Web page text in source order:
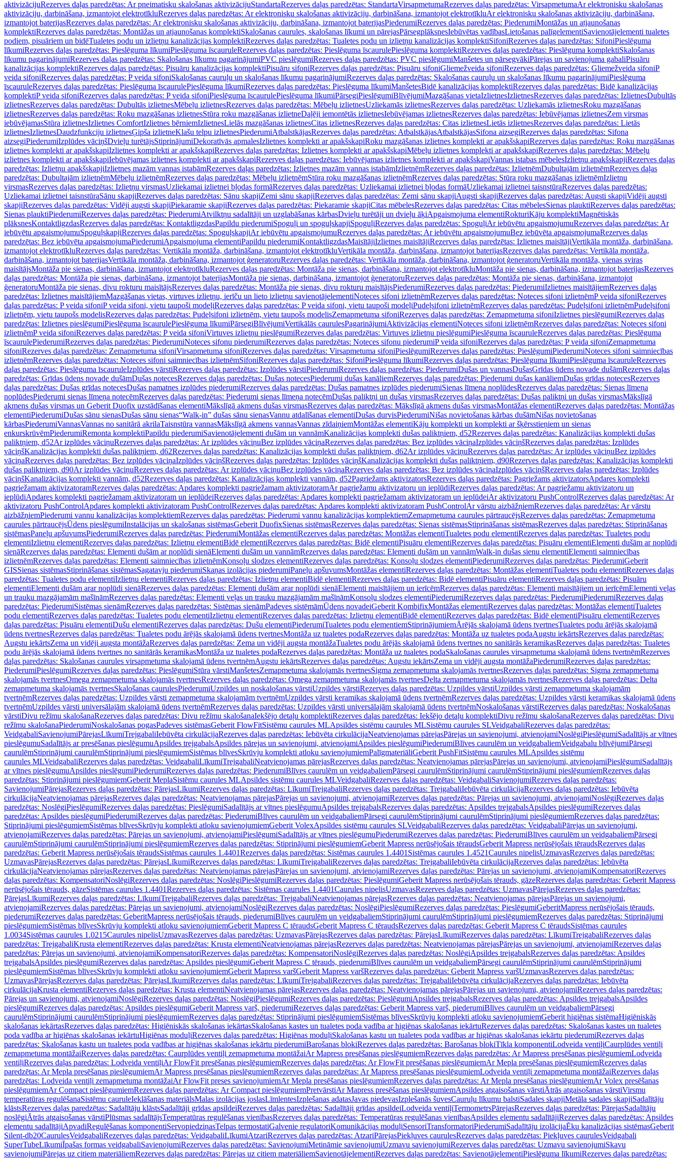
aktivizācijuRezerves daļas paredzētas: Ar pneimatisku skalošanas aktivizācijuStandartaRezerves daļas paredzētas: StandartaVirsapmetumaRezerves daļas paredzētas: VirsapmetumaAr elektronisku skalošanas
aktivizāciju, darbināšana, izmantojot elektrotīkluRezerves daļas paredzētas: Ar elektronisku skalošanas aktivizāciju, darbināšana, izmantojot elektrotīkluAr elektronisku skalošanas aktivizāciju, darbināšana,
izmantojot baterijasRezerves daļas paredzētas: Ar elektronisku skalošanas aktivizāciju, darbināšana, izmantojot baterijasPiederumiRezerves daļas paredzētas: PiederumiMontāžas un atjaunošanas
komplektiRezerves daļas paredzētas: Montāžas un atjaunošanas komplektiSkalošanas caurules, skalošanas līkumi un pārejasPārsegplāksnesIebūvētas vadībasLietošanas palīgelementiSavienotājelementi tualetes
podiem, pisuāriem un bidēTualetes podu un izlietņu kanalizācijas komplektiRezerves daļas paredzētas: Tualetes podu un izlietņu kanalizācijas komplektiSifoniRezerves daļas paredzētas: SifoniPieslēguma
līkumiRezerves daļas paredzētas: Pieslēguma līkumiPieslēguma īscauruleRezerves daļas paredzētas: Pieslēguma īscaurulePieslēguma komplektiRezerves daļas paredzētas: Pieslēguma komplektiSkalošanas
līkumu pagarinājumiRezerves daļas paredzētas: Skalošanas līkumu pagarinājumiPVC pieslēgumiRezerves daļas paredzētas: PVC pieslēgumiManšetes un pārsegvākiPārejas un savienojuma gabaliPisuāru
kanalizācijas komplektiRezerves daļas paredzētas: Pisuāru kanalizācijas komplektiPisuāru sifoniRezerves daļas paredzētas: Pisuāru sifoniGliemežveida sifoniRezerves daļas paredzētas: Gliemežveida sifoniP
veida sifoniRezerves daļas paredzētas: P veida sifoniSkalošanas cauruļu un skalošanas līkumu pagarinājumiRezerves daļas paredzētas: Skalošanas cauruļu un skalošanas līkumu pagarinājumiPieslēguma
īscauruleRezerves daļas paredzētas: Pieslēguma īscaurulePieslēguma līkumiRezerves daļas paredzētas: Pieslēguma līkumiManšetesBidē kanalizācijas komplektiRezerves daļas paredzētas: Bidē kanalizācijas
komplektiP veida sifoniRezerves daļas paredzētas: P veida sifoniPieslēguma īscaurulePieslēguma līkumiPārsegiPieslēgumiBlīvējumiMazgāšanas vietaIzlietnesIzlietnesRezerves daļas paredzētas: IzlietnesDubultās
izlietnesRezerves daļas paredzētas: Dubultās izlietnesMēbeļu izlietnesRezerves daļas paredzētas: Mēbeļu izlietnesUzliekamās izlietnesRezerves daļas paredzētas: Uzliekamās izlietnesRoku mazgāšanas
izlietnesRezerves daļas paredzētas: Roku mazgāšanas izlietnesStūra roku mazgāšanas izlietneDaļēji iemontētās izlietnesIebūvējamas izlietnesRezerves daļas paredzētas: Iebūvējamas izlietnesZem virsmas
iebūvējamasStūra izlietnesIzlietnes ComfortIzlietnes bērniemIzlietnesLielās mazgāšanas izlietnesCitas izlietnesRezerves daļas paredzētas: Citas izlietnesLietās izlietnesRezerves daļas paredzētas: Lietās
izlietnesIzlietnesDaudzfunkciju izlietnesĢipša izlietneKlašu telpu izlietnesPiederumiAtbalstkājasRezerves daļas paredzētas: AtbalstkājasAtbalstkājasSifona aizsegiRezerves daļas paredzētas: Sifona
aizsegiPiederumiIzplūdes vāciņšDvieļu turētājsStiprinājumiDekoratīvās apmalesIzlietnes komplekti ar apakšskapiRoku mazgāšanas izlietnes komplekti ar apakšskapiRezerves daļas paredzētas: Roku mazgāšanas
izlietnes komplekti ar apakšskapiIzlietnes komplekti ar apakšskapiRezerves daļas paredzētas: Izlietnes komplekti ar apakšskapiMēbeļu izlietnes komplekti ar apakšskapiRezerves daļas paredzētas: Mēbeļu
izlietnes komplekti ar apakšskapiIebūvējamas izlietnes komplekti ar apakšskapiRezerves daļas paredzētas: Iebūvējamas izlietnes komplekti ar apakšskapiVannas istabas mēbelesIzlietņu apakšskapjiRezerves daļas
paredzētas: Izlietņu apakšskapjiIzlietnes mazām vannas istabāmRezerves daļas paredzētas: Izlietnes mazām vannas istabāmIzlietnēmRezerves daļas paredzētas: IzlietnēmDubultajām izlietnēmRezerves daļas
paredzētas: Dubultajām izlietnēmMēbeļu izlietnēmRezerves daļas paredzētas: Mēbeļu izlietnēmStūra roku mazgāšanas izlietnēmRezerves daļas paredzētas: Stūra roku mazgāšanas izlietnēmIzlietņu
virsmasRezerves daļas paredzētas: Izlietņu virsmasUzliekamai izlietnei bļodas formāRezerves daļas paredzētas: Uzliekamai izlietnei bļodas formāUzliekamai izlietnei taisnstūraRezerves daļas paredzētas:
Uzliekamai izlietnei taisnstūraSānu skapjiRezerves daļas paredzētas: Sānu skapjiZemi sānu skapjiRezerves daļas paredzētas: Zemi sānu skapjiAugsti skapjiRezerves daļas paredzētas: Augsti skapjiVidēji augsti
skapjiRezerves daļas paredzētas: Vidēji augsti skapjiPiekaramie skapjiRezerves daļas paredzētas: Piekaramie skapjiCitas mēbelesRezerves daļas paredzētas: Citas mēbelesSienas plauktiRezerves daļas paredzētas:
Sienas plauktiPiederumiRezerves daļas paredzētas: PiederumiAtvilktņu sadalītāji un uzglabāšanas kārbasDvieļu turētāji un dvieļu āķiApgaismojuma elementiRokturiKāju komplektiMagnētiskās
plāksnesKontaktligzdasRezerves daļas paredzētas: KontaktligzdasPapildu piederumiSpoguļi un spoguļskapjiSpoguļiRezerves daļas paredzētas: SpoguļiAr iebūvētu apgaismojumuRezerves daļas paredzētas: Ar
iebūvētu apgaismojumuSpoguļskapjiRezerves daļas paredzētas: SpoguļskapjiAr iebūvētu apgaismojumuRezerves daļas paredzētas: Ar iebūvētu apgaismojumuBez iebūvēta apgaismojumaRezerves daļas
paredzētas: Bez iebūvēta apgaismojumaPiederumiApgaismojuma elementiPapildu piederumiKontaktligzdasMaisītājiIzlietnes maisītājiRezerves daļas paredzētas: Izlietnes maisītājiVertikāla montāža, darbināšana,
izmantojot elektrotīkluRezerves daļas paredzētas: Vertikāla montāža, darbināšana, izmantojot elektrotīkluVertikāla montāža, darbināšana, izmantojot baterijasRezerves daļas paredzētas: Vertikāla montāža,
darbināšana, izmantojot baterijasVertikāla montāža, darbināšana, izmantojot ģeneratoruRezerves daļas paredzētas: Vertikāla montāža, darbināšana, izmantojot ģeneratoruVertikāla montāža, vienas sviras
maisītājsMontāža pie sienas, darbināšana, izmantojot elektrotīkluRezerves daļas paredzētas: Montāža pie sienas, darbināšana, izmantojot elektrotīkluMontāža pie sienas, darbināšana, izmantojot baterijasRezerves
daļas paredzētas: Montāža pie sienas, darbināšana, izmantojot baterijasMontāža pie sienas, darbināšana, izmantojot ģeneratoruRezerves daļas paredzētas: Montāža pie sienas, darbināšana, izmantojot
ģeneratoruMontāža pie sienas, divu rokturu maisītājsRezerves daļas paredzētas: Montāža pie sienas, divu rokturu maisītājsPiederumiRezerves daļas paredzētas: PiederumiIzlietnes maisītājiemRezerves daļas
paredzētas: Izlietnes maisītājiemMazgāšanas vietas, virtuves izlietņu, ierīču un lieto izlietņu savienotājelementiNoteces sifoni izlietnēmRezerves daļas paredzētas: Noteces sifoni izlietnēmP veida sifoniRezerves
daļas paredzētas: P veida sifoniP veida sifoni, vietu taupoši modeļiRezerves daļas paredzētas: P veida sifoni, vietu taupoši modeļiPudeļsifoni izlietnēmRezerves daļas paredzētas: Pudeļsifoni izlietnēmPudeļsifoni
izlietnēm, vietu taupošs modelisRezerves daļas paredzētas: Pudeļsifoni izlietnēm, vietu taupošs modelisZemapmetuma sifoniRezerves daļas paredzētas: Zemapmetuma sifoniIzlietnes pieslēgumiRezerves daļas
paredzētas: Izlietnes pieslēgumiPieslēguma īscaurulePieslēguma līkumiPārsegiBlīvējumiVertikālās caurulesPagarinājumiAktivizācijas elementiNoteces sifoni izlietnēmRezerves daļas paredzētas: Noteces sifoni
izlietnēmP veida sifoniRezerves daļas paredzētas: P veida sifoniVirtuves izlietņu pieslēgumiRezerves daļas paredzētas: Virtuves izlietņu pieslēgumiPieslēguma īscauruleRezerves daļas paredzētas: Pieslēguma
īscaurulePiederumiRezerves daļas paredzētas: PiederumiNoteces sifonu piederumiRezerves daļas paredzētas: Noteces sifonu piederumiP veida sifoniRezerves daļas paredzētas: P veida sifoniZemapmetuma
sifoniRezerves daļas paredzētas: Zemapmetuma sifoniVirsapmetuma sifoniRezerves daļas paredzētas: Virsapmetuma sifoniPieslēgumiRezerves daļas paredzētas: PieslēgumiPiederumiNoteces sifoni saimniecības
izlietnēmRezerves daļas paredzētas: Noteces sifoni saimniecības izlietnēmSifoniRezerves daļas paredzētas: SifoniPieslēguma līkumiRezerves daļas paredzētas: Pieslēguma līkumiPieslēguma īscauruleRezerves
daļas paredzētas: Pieslēguma īscauruleIzplūdes vārstiRezerves daļas paredzētas: Izplūdes vārstiPiederumiRezerves daļas paredzētas: PiederumiDušas un vannasDušasGrīdas ūdens novade dušāmRezerves daļas
paredzētas: Grīdas ūdens novade dušāmDušas notecesRezerves daļas paredzētas: Dušas notecesPiederumi dušas kanāliemRezerves daļas paredzētas: Piederumi dušas kanāliemDušas grīdas notecesRezerves
daļas paredzētas: Dušas grīdas notecesDušas pamatnes izplūdes piederumiRezerves daļas paredzētas: Dušas pamatnes izplūdes piederumiSienas līmeņa noplūdesRezerves daļas paredzētas: Sienas līmeņa
noplūdesPiederumi sienas līmeņa notecēmRezerves daļas paredzētas: Piederumi sienas līmeņa notecēmDušas paliktņi un dušas virsmasRezerves daļas paredzētas: Dušas paliktņi un dušas virsmasMākslīgā
akmens dušas virsmas un Geberit Duofix uzstādīšanas elementiMākslīgā akmens dušas virsmasRezerves daļas paredzētas: Mākslīgā akmens dušas virsmasMontāžas elementiRezerves daļas paredzētas: Montāžas
elementiPiederumiDušas sānu sienasDušas sānu sienas“Walk-in” dušas sānu sienasVannu atdalīšanas elementiDušas durvisPiederumiNišas novietošanas kārbas dušāmNišas novietošanas
kārbasPiederumiVannasVannas no sanitārā akrilaTaisnstūra vannasMākslīgā akmens vannasVannas zīdaiņiemMontāžas elementiKāju komplekti un komplekti ar šķērsstieņiem un sienas
enkurskrūvēmPiederumiRemonta komplektiPapildu piederumiSavienotājelementi dušām un vannāmKanalizācijas komplekti dušas paliktņiem, d52Rezerves daļas paredzētas: Kanalizācijas komplekti dušas
paliktņiem, d52Ar izplūdes vāciņuRezerves daļas paredzētas: Ar izplūdes vāciņuBez izplūdes vāciņaRezerves daļas paredzētas: Bez izplūdes vāciņaIzplūdes vāciņšRezerves daļas paredzētas: Izplūdes
vāciņšKanalizācijas komplekti dušas paliktņiem, d62Rezerves daļas paredzētas: Kanalizācijas komplekti dušas paliktņiem, d62Ar izplūdes vāciņuRezerves daļas paredzētas: Ar izplūdes vāciņuBez izplūdes
vāciņaRezerves daļas paredzētas: Bez izplūdes vāciņaIzplūdes vāciņšRezerves daļas paredzētas: Izplūdes vāciņšKanalizācijas komplekti dušas paliktņiem, d90Rezerves daļas paredzētas: Kanalizācijas komplekti
dušas paliktņiem, d90Ar izplūdes vāciņuRezerves daļas paredzētas: Ar izplūdes vāciņuBez izplūdes vāciņaRezerves daļas paredzētas: Bez izplūdes vāciņaIzplūdes vāciņšRezerves daļas paredzētas: Izplūdes
vāciņšKanalizācijas komplekti vannām, d52Rezerves daļas paredzētas: Kanalizācijas komplekti vannām, d52Pagriežams aktivizatorsRezerves daļas paredzētas: Pagriežams aktivizatorsApdares komplekti
pagriežamam aktivizatoramRezerves daļas paredzētas: Apdares komplekti pagriežamam aktivizatoramAr pagriežamu aktivizatoru un ieplūdiRezerves daļas paredzētas: Ar pagriežamu aktivizatoru un
ieplūdiApdares komplekti pagriežamam aktivizatoram un ieplūdeiRezerves daļas paredzētas: Apdares komplekti pagriežamam aktivizatoram un ieplūdeiAr aktivizatoru PushControlRezerves daļas paredzētas: Ar
aktivizatoru PushControlApdares komplekti aktivizatoram PushControlRezerves daļas paredzētas: Apdares komplekti aktivizatoram PushControlAr vārstu aizbāžņiemRezerves daļas paredzētas: Ar vārstu
aizbāžņiemPiederumi vannu kanalizācijas komplektiemRezerves daļas paredzētas: Piederumi vannu kanalizācijas komplektiemZemapmetuma caurules pārtraucējsRezerves daļas paredzētas: Zemapmetuma
caurules pārtraucējsŪdens pieslēgumiInstalācijas un skalošanas sistēmasGeberit DuofixSienas sistēmasRezerves daļas paredzētas: Sienas sistēmasStiprināšanas sistēmasRezerves daļas paredzētas: Stiprināšanas
sistēmasPaneļu apšuvumsPiederumiRezerves daļas paredzētas: PiederumiMontāžas elementiRezerves daļas paredzētas: Montāžas elementiTualetes podu elementiRezerves daļas paredzētas: Tualetes podu
elementiIzlietņu elementiRezerves daļas paredzētas: Izlietņu elementiBidē elementiRezerves daļas paredzētas: Bidē elementiPisuāru elementiRezerves daļas paredzētas: Pisuāru elementiElementi dušām ar noplūdi
sienāRezerves daļas paredzētas: Elementi dušām ar noplūdi sienāElementi dušām un vannāmRezerves daļas paredzētas: Elementi dušām un vannāmWalk-in dušas sienu elementiElementi saimniecības
izlietnēmRezerves daļas paredzētas: Elementi saimniecības izlietnēmKonsoļu slodzes elementiRezerves daļas paredzētas: Konsoļu slodzes elementiPiederumiRezerves daļas paredzētas: PiederumiGeberit
GISSienas sistēmasStiprināšanas sistēmasSagatavju piederumiSkaņas izolācijas piederumiPaneļu apšuvumsMontāžas elementiRezerves daļas paredzētas: Montāžas elementiTualetes podu elementiRezerves daļas
paredzētas: Tualetes podu elementiIzlietņu elementiRezerves daļas paredzētas: Izlietņu elementiBidē elementiRezerves daļas paredzētas: Bidē elementiPisuāru elementiRezerves daļas paredzētas: Pisuāru
elementiElementi dušām arar noplūdi sienāRezerves daļas paredzētas: Elementi dušām arar noplūdi sienāElementi maisītājiem un ierīcēmRezerves daļas paredzētas: Elementi maisītājiem un ierīcēmElementi veļas
un trauku mazgājamām mašīnāmRezerves daļas paredzētas: Elementi veļas un trauku mazgājamām mašīnāmKonsoļu slodzes elementiPiederumiRezerves daļas paredzētas: PiederumiPiederumiRezerves daļas
paredzētas: PiederumiSistēmas sienāmRezerves daļas paredzētas: Sistēmas sienāmPadeves sistēmāmŪdens novadeiGeberit KombifixMontāžas elementiRezerves daļas paredzētas: Montāžas elementiTualetes
podu elementiRezerves daļas paredzētas: Tualetes podu elementiIzlietņu elementiRezerves daļas paredzētas: Izlietņu elementiBidē elementiRezerves daļas paredzētas: Bidē elementiPisuāru elementiRezerves
daļas paredzētas: Pisuāru elementiDušu elementiRezerves daļas paredzētas: Dušu elementiPiederumiTualetes podu elementiemStiprinājumiemĀrējās skalojamā ūdens tvertnesTualetes podu ārējās skalojamā
ūdens tvertnesRezerves daļas paredzētas: Tualetes podu ārējās skalojamā ūdens tvertnesMontāža uz tualetes podaRezerves daļas paredzētas: Montāža uz tualetes podaAugstu iekārtsRezerves daļas paredzētas:
Augstu iekārtsZema un vidēji augsta montāžaRezerves daļas paredzētas: Zema un vidēji augsta montāžaTualetes podu ārējās skalojamā ūdens tvertnes no sanitārās keramikasRezerves daļas paredzētas: Tualetes
podu ārējās skalojamā ūdens tvertnes no sanitārās keramikasMontāža uz tualetes podaRezerves daļas paredzētas: Montāža uz tualetes podaSkalošanas caurules virsapmetuma skalojamā ūdens tvertnēmRezerves
daļas paredzētas: Skalošanas caurules virsapmetuma skalojamā ūdens tvertnēmAugstu iekārtsRezerves daļas paredzētas: Augstu iekārtsZema un vidēji augsta montāžaPiederumiRezerves daļas paredzētas:
PiederumiPieslēgumiRezerves daļas paredzētas: PieslēgumiStūra vārstiManšetesZemapmetuma skalojamās tvertnesSigma zemapmetuma skalojamās tvertnesRezerves daļas paredzētas: Sigma zemapmetuma
skalojamās tvertnesOmega zemapmetuma skalojamās tvertnesRezerves daļas paredzētas: Omega zemapmetuma skalojamās tvertnesDelta zemapmetuma skalojamās tvertnesRezerves daļas paredzētas: Delta
zemapmetuma skalojamās tvertnesSkalošanas caurulesPiederumiUzpildes un noskalošanas vārstiUzpildes vārstiRezerves daļas paredzētas: Uzpildes vārstiUzpildes vārsti zemapmetuma skalojamām
tvertnēmRezerves daļas paredzētas: Uzpildes vārsti zemapmetuma skalojamām tvertnēmUzpildes vārsti keramikas skalojamā ūdens tvertnēmRezerves daļas paredzētas: Uzpildes vārsti keramikas skalojamā ūdens
tvertnēmUzpildes vārsti universālajām skalojamā ūdens tvertnēmRezerves daļas paredzētas: Uzpildes vārsti universālajām skalojamā ūdens tvertnēmNoskalošanas vārstiRezerves daļas paredzētas: Noskalošanas
vārstiDivu režīmu skalošanaRezerves daļas paredzētas: Divu režīmu skalošanaIekšējo detaļu komplektiRezerves daļas paredzētas: Iekšējo detaļu komplektiDivu režīmu skalošanaRezerves daļas paredzētas: Divu
režīmu skalošanaPiederumiNoskalošanas pogasPadeves sistēmasGeberit FlowFitSistēmu caurules MLApsildes sistēmu caurules MLSistēmu caurules SLVeidgabaliRezerves daļas paredzētas:
VeidgabaliSavienojumiPārejasLīkumiTrejgabaliIebūvēta cirkulācijaRezerves daļas paredzētas: Iebūvēta cirkulācijaNeatvienojamas pārejasPārejas un savienojumi, atvienojamiNoslēgiPieslēgumiSadalītājs ar vītnes
pieslēgumuSadalītājs ar presēšanas pieslēgumuApsildes trejgabalsApsildes pārejas un savienojumi, atvienojamiApsildes pieslēgumiPiederumiBlīves caurulēm un veidgabaliemVeidgabalu blīvējumiPārsegi
caurulēmStiprinājumi caurulēmStiprinājumi pieslēgumiemSistēmas blīvesSkrūvju komplekti atloku savienojumiemPalīgmateriāliGeberit PushFitSistēmu caurules MLApsildes sistēmu
caurules MLVeidgabaliRezerves daļas paredzētas: VeidgabaliLīkumiTrejgabaliNeatvienojamas pārejasRezerves daļas paredzētas: Neatvienojamas pārejasPārejas un savienojumi, atvienojamiPieslēgumiSadalītājs
ar vītnes pieslēgumuApsildes pieslēgumiPiederumiRezerves daļas paredzētas: PiederumiBlīves caurulēm un veidgabaliemPārsegi caurulēmStiprinājumi caurulēmStiprinājumi pieslēgumiemRezerves daļas
paredzētas: Stiprinājumi pieslēgumiemGeberit MeplaSistēmu caurules MLApsildes sistēmu caurules MLVeidgabaliRezerves daļas paredzētas: VeidgabaliSavienojumiRezerves daļas paredzētas:
SavienojumiPārejasRezerves daļas paredzētas: PārejasLīkumiRezerves daļas paredzētas: LīkumiTrejgabaliRezerves daļas paredzētas: TrejgabaliIebūvēta cirkulācijaRezerves daļas paredzētas: Iebūvēta
cirkulācijaNeatvienojamas pārejasRezerves daļas paredzētas: Neatvienojamas pārejasPārejas un savienojumi, atvienojamiRezerves daļas paredzētas: Pārejas un savienojumi, atvienojamiNoslēgiRezerves daļas
paredzētas: NoslēgiPieslēgumiRezerves daļas paredzētas: PieslēgumiSadalītājs ar vītnes pieslēgumuApsildes trejgabalsRezerves daļas paredzētas: Apsildes trejgabalsApsildes pieslēgumiRezerves daļas
paredzētas: Apsildes pieslēgumiPiederumiRezerves daļas paredzētas: PiederumiBlīves caurulēm un veidgabaliemPārsegi caurulēmStiprinājumi caurulēmStiprinājumi pieslēgumiemRezerves daļas paredzētas:
Stiprinājumi pieslēgumiemSistēmas blīvesSkrūvju komplekti atloku savienojumiemGeberit VolexApsildes sistēmu caurules SLVeidgabaliRezerves daļas paredzētas: VeidgabaliPārejas un savienojumi,
atvienojamiRezerves daļas paredzētas: Pārejas un savienojumi, atvienojamiPieslēgumiSadalītājs ar vītnes pieslēgumuPiederumiRezerves daļas paredzētas: PiederumiBlīves caurulēm un veidgabaliemPārsegi
caurulēmStiprinājumi caurulēmStiprinājumi pieslēgumiemRezerves daļas paredzētas: Stiprinājumi pieslēgumiemGeberit Mapress nerūsējošais tēraudsGeberit Mapress nerūsējošais tēraudsRezerves daļas
paredzētas: Geberit Mapress nerūsējošais tēraudsSistēmas caurules 1.4401Rezerves daļas paredzētas: Sistēmas caurules 1.4401 Sistēmas caurules 1.4521Caurules nipelisUzmavasRezerves daļas paredzētas:
UzmavasPārejasRezerves daļas paredzētas: PārejasLīkumiRezerves daļas paredzētas: LīkumiTrejgabaliRezerves daļas paredzētas: TrejgabaliIebūvēta cirkulācijaRezerves daļas paredzētas: Iebūvēta
cirkulācijaNeatvienojamas pārejasRezerves daļas paredzētas: Neatvienojamas pārejasPārejas un savienojumi, atvienojamiRezerves daļas paredzētas: Pārejas un savienojumi, atvienojamiKompensatoriRezerves
daļas paredzētas: KompensatoriNoslēgiRezerves daļas paredzētas: NoslēgiPieslēgumiRezerves daļas paredzētas: PieslēgumiGeberit Mapress nerūsējošais tērauds, gāzeRezerves daļas paredzētas: Geberit Mapress
nerūsējošais tērauds, gāzeSistēmas caurules 1.4401Rezerves daļas paredzētas: Sistēmas caurules 1.4401Caurules nipelisUzmavasRezerves daļas paredzētas: UzmavasPārejasRezerves daļas paredzētas:
PārejasLīkumiRezerves daļas paredzētas: LīkumiTrejgabaliRezerves daļas paredzētas: TrejgabaliNeatvienojamas pārejasRezerves daļas paredzētas: Neatvienojamas pārejasPārejas un savienojumi,
atvienojamiRezerves daļas paredzētas: Pārejas un savienojumi, atvienojamiNoslēgiRezerves daļas paredzētas: NoslēgiPieslēgumiRezerves daļas paredzētas: PieslēgumiGeberitMapress nerūsējošais tērauds,
piederumiRezerves daļas paredzētas: GeberitMapress nerūsējošais tērauds, piederumiBlīves caurulēm un veidgabaliemStiprinājumi caurulēmStiprinājumi pieslēgumiemRezerves daļas paredzētas: Stiprinājumi
pieslēgumiemSistēmas blīvesSkrūvju komplekti atloku savienojumiemGeberit Mapress C tēraudsGeberit Mapress C tēraudsRezerves daļas paredzētas: Geberit Mapress C tēraudsSistēmas caurules
1.0034Sistēmas caurules 1.0215Caurules nipelisUzmavasRezerves daļas paredzētas: UzmavasPārejasRezerves daļas paredzētas: PārejasLīkumiRezerves daļas paredzētas: LīkumiTrejgabaliRezerves daļas
paredzētas: TrejgabaliKrusta elementiRezerves daļas paredzētas: Krusta elementiNeatvienojamas pārejasRezerves daļas paredzētas: Neatvienojamas pārejasPārejas un savienojumi, atvienojamiRezerves daļas
paredzētas: Pārejas un savienojumi, atvienojamiKompensatoriRezerves daļas paredzētas: KompensatoriNoslēgiRezerves daļas paredzētas: NoslēgiApsildes trejgabalsRezerves daļas paredzētas: Apsildes
trejgabalsApsildes pieslēgumiRezerves daļas paredzētas: Apsildes pieslēgumiGeberit Mapress C tērauds, piederumiBlīves caurulēm un veidgabaliemPārsegi caurulēmStiprinājumi caurulēmStiprinājumi
pieslēgumiemSistēmas blīvesSkrūvju komplekti atloku savienojumiemGeberit Mapress varšGeberit Mapress varšRezerves daļas paredzētas: Geberit Mapress varšUzmavasRezerves daļas paredzētas:
UzmavasPārejasRezerves daļas paredzētas: PārejasLīkumiRezerves daļas paredzētas: LīkumiTrejgabaliRezerves daļas paredzētas: TrejgabaliIebūvēta cirkulācijaRezerves daļas paredzētas: Iebūvēta
cirkulācijaKrusta elementiRezerves daļas paredzētas: Krusta elementiNeatvienojamas pārejasRezerves daļas paredzētas: Neatvienojamas pārejasPārejas un savienojumi, atvienojamiRezerves daļas paredzētas:
Pārejas un savienojumi, atvienojamiNoslēgiRezerves daļas paredzētas: NoslēgiPieslēgumiRezerves daļas paredzētas: PieslēgumiApsildes trejgabalsRezerves daļas paredzētas: Apsildes trejgabalsApsildes
pieslēgumiRezerves daļas paredzētas: Apsildes pieslēgumiGeberit Mapress varš, piederumiRezerves daļas paredzētas: Geberit Mapress varš, piederumiBlīves caurulēm un veidgabaliemPārsegi
caurulēmStiprinājumi caurulēmStiprinājumi pieslēgumiemRezerves daļas paredzētas: Stiprinājumi pieslēgumiemSistēmas blīvesSkrūvju komplekti atloku savienojumiemGeberit higiēnas sistēmaHigiēniskās
skalošanas iekārtasRezerves daļas paredzētas: Higiēniskās skalošanas iekārtasSkalošanas kastes un tualetes poda vadība ar higiēnas skalošanas iekārtuRezerves daļas paredzētas: Skalošanas kastes un tualetes
poda vadība ar higiēnas skalošanas iekārtuHigiēnas moduļiRezerves daļas paredzētas: Higiēnas moduļiSkalošanas kastu un tualetes poda vadības ar higiēnas skalošanas iekārtu piederumiRezerves daļas
paredzētas: Skalošanas kastu un tualetes poda vadības ar higiēnas skalošanas iekārtu piederumiBarošanas blokiRezerves daļas paredzētas: Barošanas blokiTīkla komponentiLodveida ventiļiCaurplūdes ventiļi
zemapmetuma montāžaiRezerves daļas paredzētas: Caurplūdes ventiļi zemapmetuma montāžaiAr Mapress presēšanas pieslēgumiemRezerves daļas paredzētas: Ar Mapress presēšanas pieslēgumiemLodveida
ventiļiRezerves daļas paredzētas: Lodveida ventiļiAr FlowFit presēšanas pieslēgumiemRezerves daļas paredzētas: Ar FlowFit presēšanas pieslēgumiemAr Mepla presēšanas pieslēgumiemRezerves daļas
paredzētas: Ar Mepla presēšanas pieslēgumiemAr Mapress presēšanas pieslēgumiemRezerves daļas paredzētas: Ar Mapress presēšanas pieslēgumiemLodveida ventiļi zemapmetuma montāžaiRezerves daļas
paredzētas: Lodveida ventiļi zemapmetuma montāžaiAr FlowFit preses savienojumiemAr Mepla presēšanas pieslēgumiemRezerves daļas paredzētas: Ar Mepla presēšanas pieslēgumiemAr Volex presēšanas
pieslēgumiemAr Compact pieslēgumiemRezerves daļas paredzētas: Ar Compact pieslēgumiemPretvārstiAr Mapress presēšanas pieslēgumiemApsildes atgaisošanas vārstiĀtrās atgaisošanas vārstiVirsmu
temperatūras regulēšanaSistēmu cauruleIeklāšanas materiālsMalas izolācijas joslasLīmlentesIzplešanas adatasJavas piedevasIzplešanās šuvesCauruļu līkumu balstiSadales skapjiMetāla sadales skapjiSadalītāju
klāstsRezerves daļas paredzētas: Sadalītāju klāstsSadalītāji grīdas apsildeiRezerves daļas paredzētas: Sadalītāji grīdas apsildeiLodveida ventiļiTermometrsPārejasRezerves daļas paredzētas: PārejasSadalītāju
noslēgiĀtrās atgaisošanas vārstiPlūsmas sadalītājsTemperatūras regulēšanas vienībasRezerves daļas paredzētas: Temperatūras regulēšanas vienībasApsildes elementu sadalītājiRezerves daļas paredzētas: Apsildes
elementu sadalītājiApvadiRegulēšanas komponentiServopiedziņasTelpas termostatiGalvenie regulatoriKomunikācijas moduļiSensoriTransformatoriPiederumiSadalītāju izolācijaĒku kanalizācijas sistēmasGeberit
Silent-db20CaurulesVeidgabaliRezerves daļas paredzētas: VeidgabaliLīkumiAtzariRezerves daļas paredzētas: AtzariPārejasPiekļuves caurulesRezerves daļas paredzētas: Piekļuves caurulesVeidgabali
SuperTubeLīkumiĪpašas formas veidgabaliSavienojumiRezerves daļas paredzētas: SavienojumiMetināmie savienojumiUzmavu savienojumiRezerves daļas paredzētas: Uzmavu savienojumiSkavu
savienojumiPārejas uz citiem materiāliemRezerves daļas paredzētas: Pārejas uz citiem materiāliemSavienotājelementiRezerves daļas paredzētas: SavienotājelementiPieslēguma līkumiRezerves daļas paredzētas: